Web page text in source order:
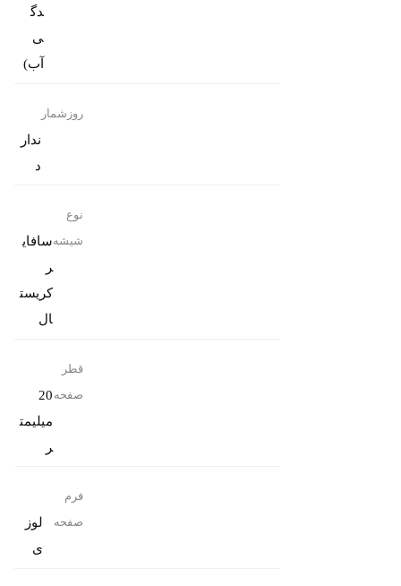
دگ
ی
آب)
روزشمار
ندار
د
نوع
شیشهسافای
ر
کریست
ال
قطر
صفحه 20
میلیمت
ر
فرم
صفحه
لوز
ی